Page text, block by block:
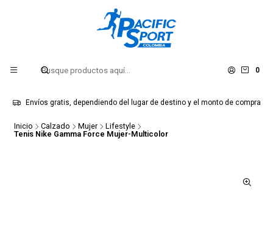
0
Envíos gratis, dependiendo del lugar de destino y el monto de compra
Inicio Calzado Mujer
Lifestyle
Tenis Nike Gamma Force Mujer-Multicolor